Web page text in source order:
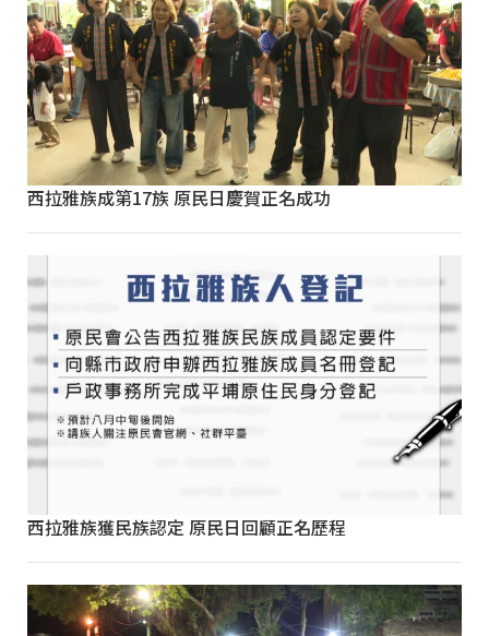
西拉雅族成第17族 原民日慶賀正名成功
西拉雅族獲民族認定 原民日回顧正名歷程